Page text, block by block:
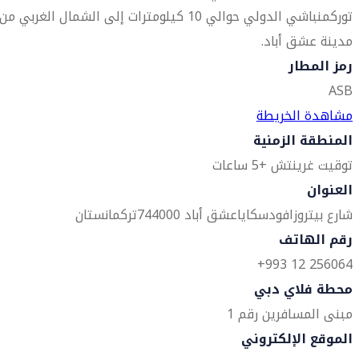
توركمنباشي الدولي حوالي 10 كيلومترات إلى الشمال الغربي من
مدينة عشق أباد.
رمز المطار
ASB
مشاهدة الخريطة
المنطقة الزمنية
توقيت غرينتش +5 ساعات
العنوان
شارع بيتروزافودسكاياعشق أباد 744000
تركمانستان
رقم الهاتف
256064 12 993+
محطة فلاي دبي
مبنى المسافرين رقم 1
الموقع الإلكتروني